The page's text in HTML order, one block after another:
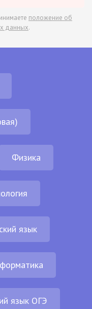
положение об
данных.
Физика
язык
язык ОГЭ